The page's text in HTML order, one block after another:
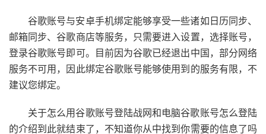
谷歌账号与安卓手机绑定能够享受一些诸如日历同步、
邮箱同步、谷歌商店等服务，只需要进入设置，选择账号，
登录谷歌账号即可。目前因为谷歌已经退出中国，部分网络
服务不可用，因此绑定谷歌账号能够使用到的服务有限，不
建议您绑定。
关于怎么用谷歌账号登陆战网和电脑谷歌账号怎么登陆
的介绍到此就结束了，不知道你从中找到你需要的信息了吗